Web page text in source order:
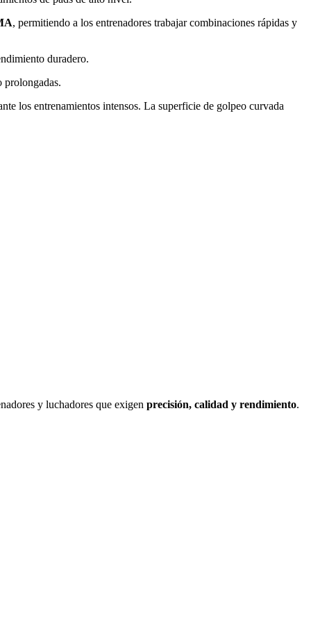
, permitiendo a los entrenadores trabajar combinaciones rápidas y
duradero.
prolongadas.
los entrenamientos intensos. La superficie de golpeo curvada
y luchadores que exigen precisión, calidad y rendimiento.